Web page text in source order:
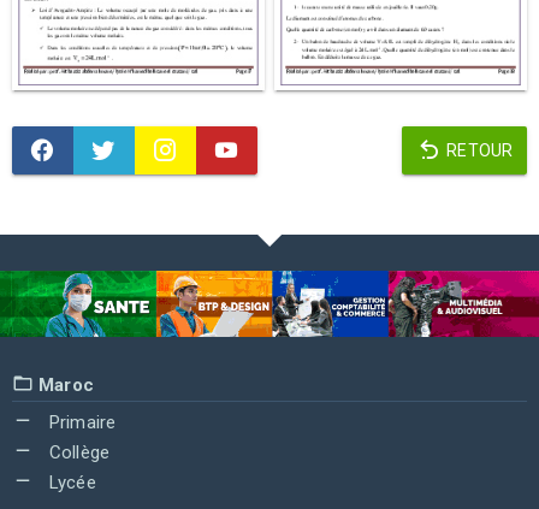
RETOUR
Maroc
Primaire
Collège
Lycée